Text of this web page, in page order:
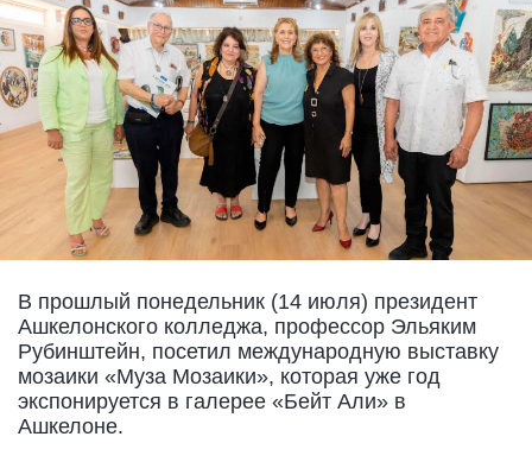
В прошлый понедельник (14 июля) президент
Ашкелонского колледжа, профессор Эльяким
Рубинштейн, посетил международную выставку
мозаики «Муза Мозаики», которая уже год
экспонируется в галерее «Бейт Али» в
Ашкелоне.